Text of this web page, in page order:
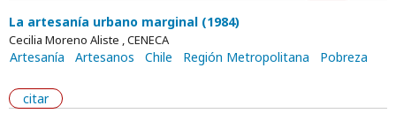
La artesanía urbano marginal (1984)
Cecilia Moreno Aliste , CENECA
Artesanía Artesanos Chile Región Metropolitana Pobreza
citar